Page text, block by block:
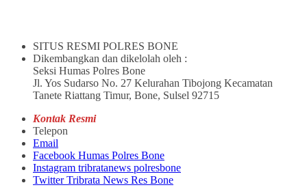
SITUS RESMI POLRES BONE
Dikembangkan dan dikelolah oleh :
Seksi Humas Polres Bone
Jl. Yos Sudarso No. 27 Kelurahan Tibojong Kecamatan
Tanete Riattang Timur, Bone, Sulsel 92715
Kontak Resmi
Telepon
Email
Facebook Humas Polres Bone
Instagram tribratanews polresbone
Twitter Tribrata News Res Bone